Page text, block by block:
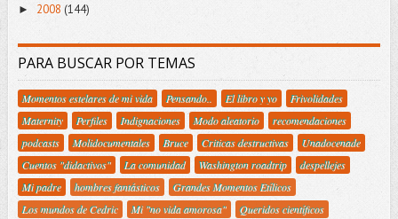
► 2008 (144)
PARA BUSCAR POR TEMAS
Momentos estelares de mi vida Pensando.. El libro y yo
Frivolidades
Maternity
Perfiles Indignaciones Modo aleatorio
recomendaciones
podcasts
Molidocumentales Bruce Criticas destructivas
Unadocenade
Cuentos "didactivos"
La comunidad Washington roadtrip
despellejes
Mi padre
hombres fantásticos
Grandes Momentos Etílicos
Los mundos de Cedric
Mi "no vida amorosa"
Queridos científicos